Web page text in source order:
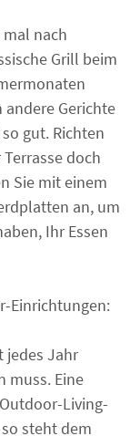
nach
Grill beim
Gerichte
gut. Richten
doch
Sie mit einem
an, um
Ihr Essen
Einrichtungen:
jedes Jahr
muss. Eine
Living-
steht dem